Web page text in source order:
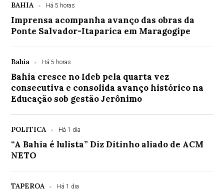
BAHIA Há 5 horas
Imprensa acompanha avanço das obras da
Ponte Salvador-Itaparica em Maragogipe
Bahia Há 5 horas
Bahia cresce no Ideb pela quarta vez
consecutiva e consolida avanço histórico na
Educação sob gestão Jerônimo
POLITICA Há 1 dia
“A Bahia é lulista” Diz Ditinho aliado de ACM
NETO
TAPEROA Há 1 dia